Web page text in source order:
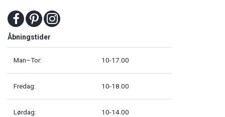
Åbningstider
Man–Tor: 10-17.00
Fredag: 10-18.00
Lørdag: 10-14.00